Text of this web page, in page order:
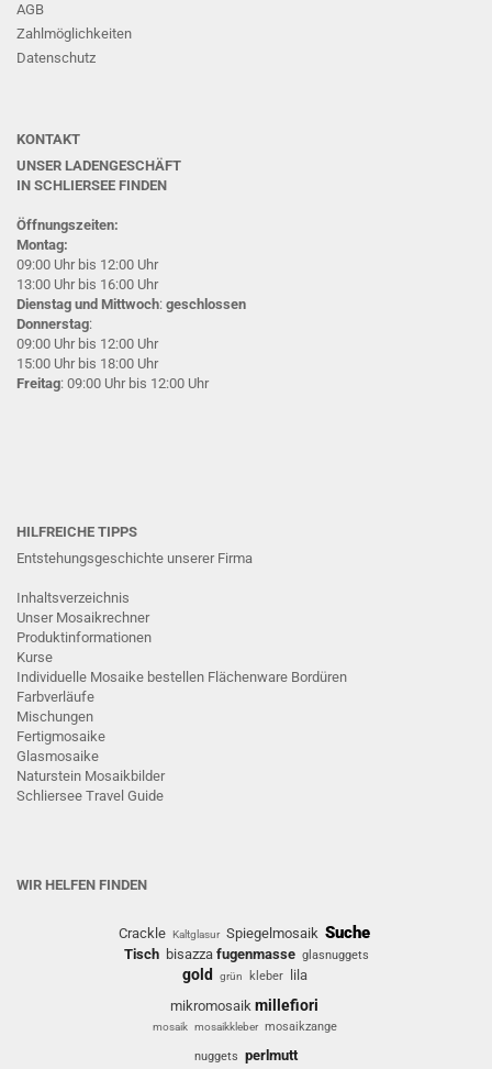
AGB
Zahlmöglichkeiten
Datenschutz
KONTAKT
UNSER LADENGESCHÄFT
IN SCHLIERSEE FINDEN
Öffnungszeiten:
Montag:
09:00 Uhr bis 12:00 Uhr
13:00 Uhr bis 16:00 Uhr
Dienstag und Mittwoch: geschlossen
Donnerstag:
09:00 Uhr bis 12:00 Uhr
15:00 Uhr bis 18:00 Uhr
Freitag: 09:00 Uhr bis 12:00 Uhr
HILFREICHE TIPPS
Entstehungsgeschichte unserer Firma
Inhaltsverzeichnis
Unser Mosaikrechner
Produktinformationen
Kurse
Individuelle Mosaike bestellen Flächenware Bordüren
Farbverläufe
Mischungen
Fertigmosaike
G lasmosaike
Naturstein Mosaikbilder
Schliersee Travel Guide
WIR HELFEN FINDEN
Crackle Kaltglasur Spiegelmosaik Suche
Tisch bisazza fugenmasse glasnuggets
gold grün kleber
lila
mikromosaik millefiori
mosaik mosaikkleber mosaikzange
nuggets perlmutt